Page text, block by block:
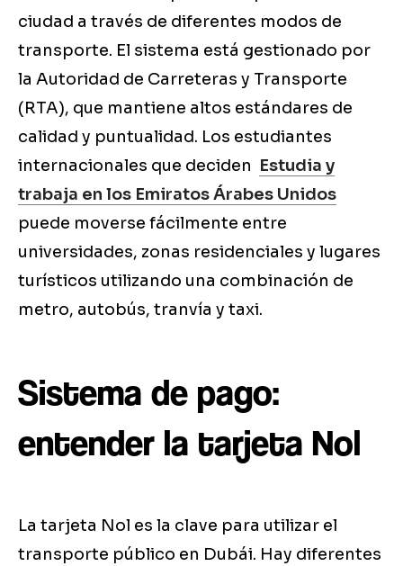
ciudad a través de diferentes modos de
transporte. El sistema está gestionado por
la Autoridad de Carreteras y Transporte
(RTA), que mantiene altos estándares de
calidad y puntualidad. Los estudiantes
internacionales que deciden Estudia y
trabaja en los Emiratos Árabes Unidos
puede moverse fácilmente entre
universidades, zonas residenciales y lugares
turísticos utilizando una combinación de
metro, autobús, tranvía y taxi.
Sistema de pago:
entender la tarjeta Nol
La tarjeta Nol es la clave para utilizar el
transporte público en Dubái. Hay diferentes